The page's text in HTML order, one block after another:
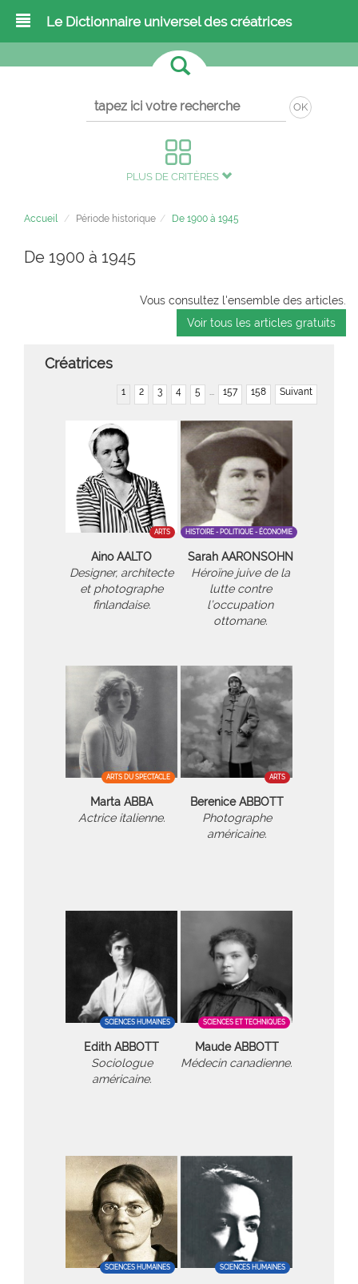
Le Dictionnaire universel des créatrices
OK
PLUS DE CRITÈRES
Accueil Période historique De 1900 à 1945
De 1900 à 1945
Vous consultez l'ensemble des articles.
Voir tous les articles gratuits
Créatrices
1 2 3 4 5 ... 157 158 Suivant
ARTS
Aino AALTO
Designer, architecte
et photographe
finlandaise.
HISTOIRE - POLITIQUE - ÉCONOMIE
Sarah AARONSOHN
Héroïne juive de la
lutte contre
l’occupation
ottomane.
ARTS DU SPECTACLE
Marta ABBA
Actrice italienne.
ARTS
Berenice ABBOTT
Photographe
américaine.
SCIENCES HUMAINES
Edith ABBOTT
Sociologue
américaine.
SCIENCES ET TECHNIQUES
Maude ABBOTT
Médecin canadienne.
SCIENCES HUMAINES SCIENCES HUMAINES